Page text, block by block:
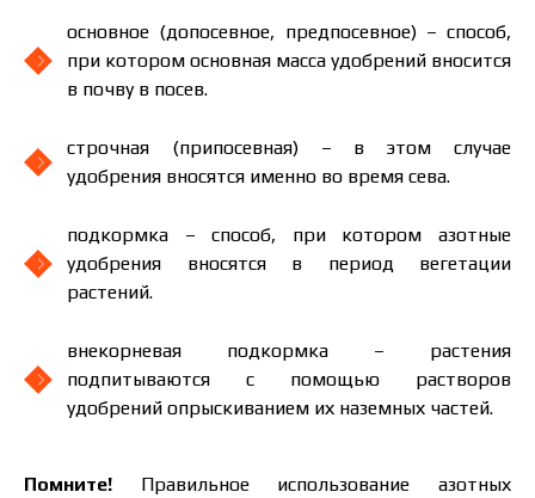
основное (допосевное, предпосевное) – способ,
при котором основная масса удобрений вносится
в почву в посев.
строчная (припосевная) – в этом случае
удобрения вносятся именно во время сева.
подкормка – способ, при котором азотные
удобрения вносятся в период вегетации
растений.
внекорневая подкормка – растения
подпитываются с помощью растворов
удобрений опрыскиванием их наземных частей.
Помните! Правильное использование азотных